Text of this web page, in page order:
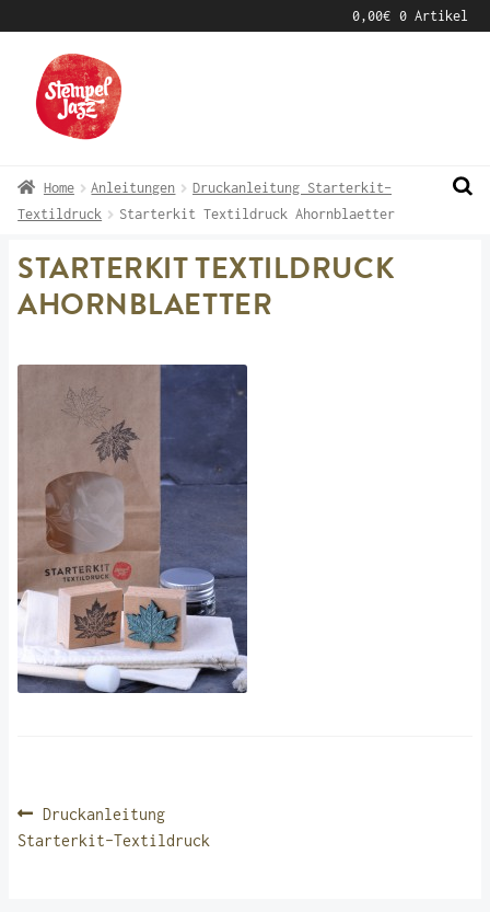
0,00€ 0 Artikel
Navigation
springen
Inhalt
springen
Home Anleitungen
Druckanleitung Starterkit-
Textildruck
Starterkit Textildruck Ahornblaetter
STARTERKIT TEXTILDRUCK
AHORNBLAETTER
BEITRAGSNAVIGATION
Vorheriger
Beitrag:
Druckanleitung
Starterkit-Textildruck